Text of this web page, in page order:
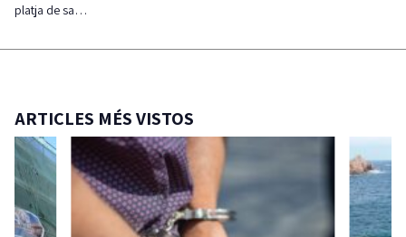
platja de sa…
ARTICLES MÉS VISTOS